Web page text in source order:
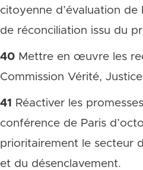
citoyenne d’évaluation de
de réconciliation issu du
40 Mettre en œuvre les
Commission Vérité,
41
Réactiver les
conférence de Paris
prioritairement le secteur
et du désenclavement.